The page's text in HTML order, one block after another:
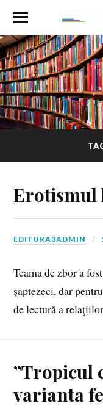
Erotismul
EDITURA3ADMIN
Teama de zbor a
şaptezeci, dar
de lectură a
”Tropicul
varianta